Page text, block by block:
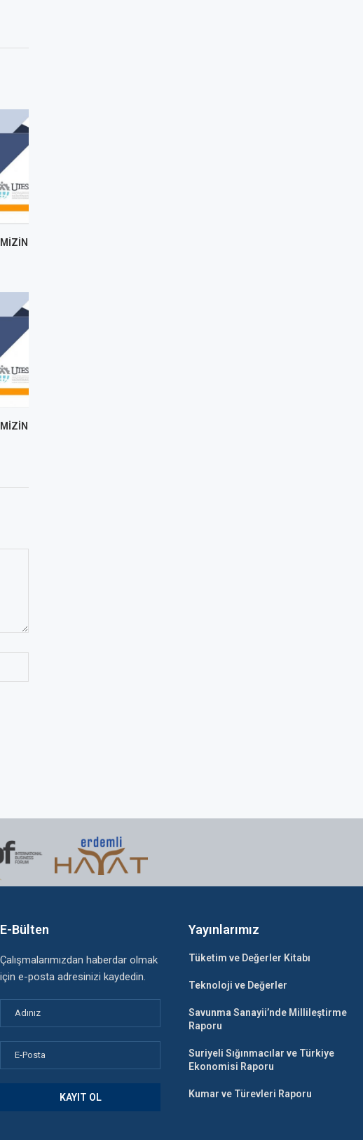
E-Bülten
Çalışmalarımızdan haberdar olmak
için e-posta adresinizi kaydedin.
Yayınlarımız
Tüketim ve Değerler Kitabı
Teknoloji ve Değerler
Savunma Sanayii’nde Millileştirme
Raporu
Suriyeli Sığınmacılar ve Türkiye
Ekonomisi Raporu
Kumar ve Türevleri Raporu